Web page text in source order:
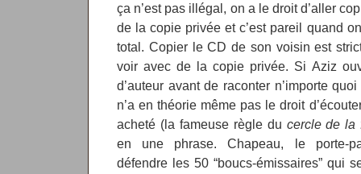
ça n’est pas illégal, on a le droit d’aller
de la copie privée et c’est pareil quand
total. Copier le CD de son voisin est
voir avec de la copie privée. Si Aziz
d’auteur avant de raconter n’importe
n’a en théorie même pas le droit
acheté (la fameuse règle du cercle de la
en une phrase. Chapeau, le porte-
défendre les 50 “boucs-émissaires” qui